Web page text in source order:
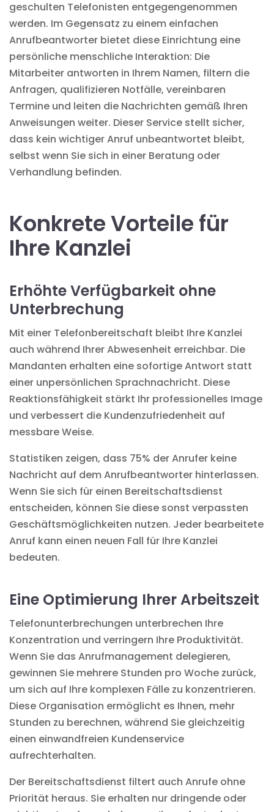
geschulten Telefonisten entgegengenommen
werden. Im Gegensatz zu einem einfachen
Anrufbeantworter bietet diese Einrichtung eine
persönliche menschliche Interaktion: Die
Mitarbeiter antworten in Ihrem Namen, filtern die
Anfragen, qualifizieren Notfälle, vereinbaren
Termine und leiten die Nachrichten gemäß Ihren
Anweisungen weiter. Dieser Service stellt sicher,
dass kein wichtiger Anruf unbeantwortet bleibt,
selbst wenn Sie sich in einer Beratung oder
Verhandlung befinden.
Konkrete Vorteile für
Ihre Kanzlei
Erhöhte Verfügbarkeit ohne
Unterbrechung
Mit einer Telefonbereitschaft bleibt Ihre Kanzlei
auch während Ihrer Abwesenheit erreichbar. Die
Mandanten erhalten eine sofortige Antwort statt
einer unpersönlichen Sprachnachricht. Diese
Reaktionsfähigkeit stärkt Ihr professionelles Image
und verbessert die Kundenzufriedenheit auf
messbare Weise.
Statistiken zeigen, dass 75% der Anrufer keine
Nachricht auf dem Anrufbeantworter hinterlassen.
Wenn Sie sich für einen Bereitschaftsdienst
entscheiden, können Sie diese sonst verpassten
Geschäftsmöglichkeiten nutzen. Jeder bearbeitete
Anruf kann einen neuen Fall für Ihre Kanzlei
bedeuten.
Eine Optimierung Ihrer Arbeitszeit
Telefonunterbrechungen unterbrechen Ihre
Konzentration und verringern Ihre Produktivität.
Wenn Sie das Anrufmanagement delegieren,
gewinnen Sie mehrere Stunden pro Woche zurück,
um sich auf Ihre komplexen Fälle zu konzentrieren.
Diese Organisation ermöglicht es Ihnen, mehr
Stunden zu berechnen, während Sie gleichzeitig
einen einwandfreien Kundenservice
aufrechterhalten.
Der Bereitschaftsdienst filtert auch Anrufe ohne
Priorität heraus. Sie erhalten nur dringende oder